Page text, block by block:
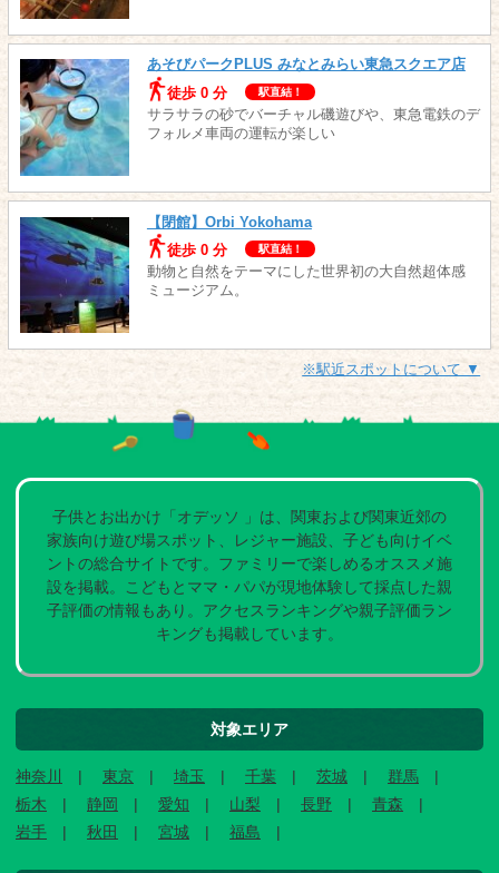
あそびパークPLUS みなとみらい東急スクエア店
徒歩 0 分
駅直結！
サラサラの砂でバーチャル磯遊びや、東急電鉄のデ
フォルメ車両の運転が楽しい
【閉館】Orbi Yokohama
徒歩 0 分
駅直結！
動物と自然をテーマにした世界初の大自然超体感
ミュージアム。
※駅近スポットについて ▼
子供とお出かけ「オデッソ 」は、関東および関東近郊の
家族向け遊び場スポット、レジャー施設、子ども向けイベ
ントの総合サイトです。ファミリーで楽しめるオススメ施
設を掲載。こどもとママ・パパが現地体験して採点した親
子評価の情報もあり。アクセスランキングや親子評価ラン
キングも掲載しています。
対象エリア
神奈川 東京 埼玉 千葉 茨城
群馬
栃木
静岡 愛知 山梨 長野
青森
岩手
秋田 宮城 福島